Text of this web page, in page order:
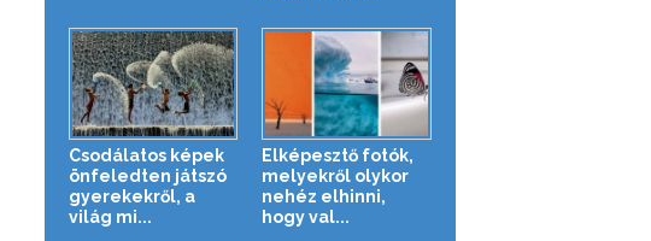
Csodálatos képek
önfeledten játszó
gyerekekről, a
világ mi...
Elképesztő fotók,
melyekről olykor
nehéz elhinni,
hogy val...